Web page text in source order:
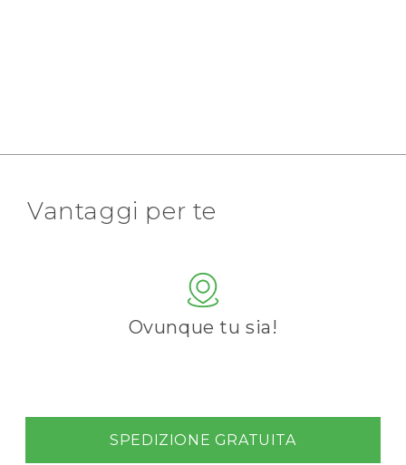
Vantaggi per te
Ovunque tu sia!
SPEDIZIONE GRATUITA